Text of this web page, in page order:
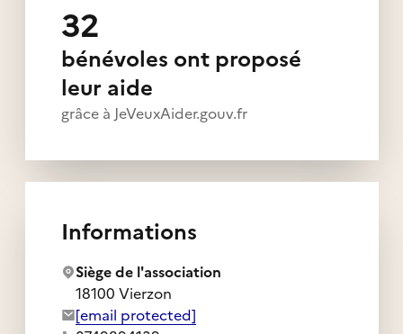
32
bénévoles ont proposé
leur aide
grâce à JeVeuxAider.gouv.fr
Informations
Siège de l'association
18100 Vierzon
Adresse e-mail de l'association :
[email protected]